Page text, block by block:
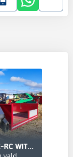
HMF 2120K-RC WITH PLATFORM ALMOST NEW